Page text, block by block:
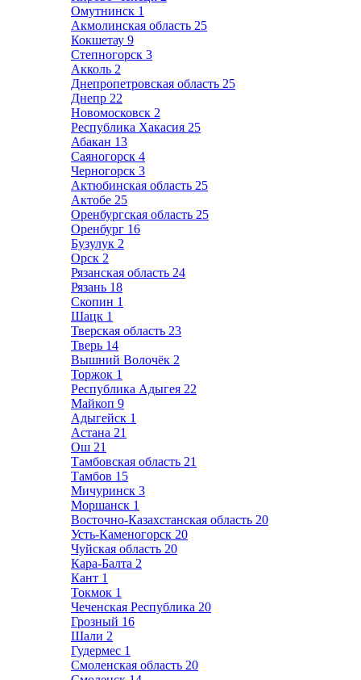
Омутнинск 1
Акмолинская область 25
Кокшетау 9
Степногорск 3
Акколь 2
Днепропетровская область 25
Днепр 22
Новомосковск 2
Республика Хакасия 25
Абакан 13
Саяногорск 4
Черногорск 3
Актюбинская область 25
Актобе 25
Оренбургская область 25
Оренбург 16
Бузулук 2
Орск 2
Рязанская область 24
Рязань 18
Скопин 1
Шацк 1
Тверская область 23
Тверь 14
Вышний Волочёк 2
Торжок 1
Республика Адыгея 22
Майкоп 9
Адыгейск 1
Астана 21
Ош 21
Тамбовская область 21
Тамбов 15
Мичуринск 3
Моршанск 1
Восточно-Казахстанская область 20
Усть-Каменогорск 20
Чуйская область 20
Кара-Балта 2
Кант 1
Токмок 1
Чеченская Республика 20
Грозный 16
Шали 2
Гудермес 1
Смоленская область 20